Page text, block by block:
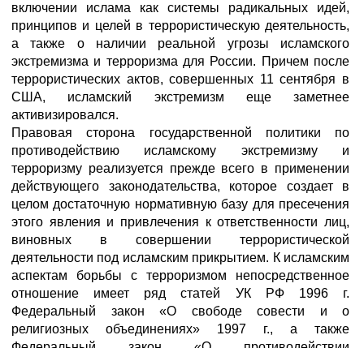
включении ислама как системы радикальных идей,
принципов и целей в террористическую деятельность,
а также о наличии реальной угрозы исламского
экстремизма и терроризма для России. Причем после
террористических актов, совершенных 11 сентября в
США, исламский экстремизм еще заметнее
активизировался.
Правовая сторона государственной политики по
противодействию исламскому экстремизму и
терроризму реализуется прежде всего в применении
действующего законодательства, которое создает в
целом достаточную нормативную базу для пресечения
этого явления и привлечения к ответственности лиц,
виновных в совершении террористической
деятельности под исламским прикрытием. К исламским
аспектам борьбы с терроризмом непосредственное
отношение имеет ряд статей УК РФ 1996 г.
Федеральный закон «О свободе совести и о
религиозных объединениях» 1997 г., а также